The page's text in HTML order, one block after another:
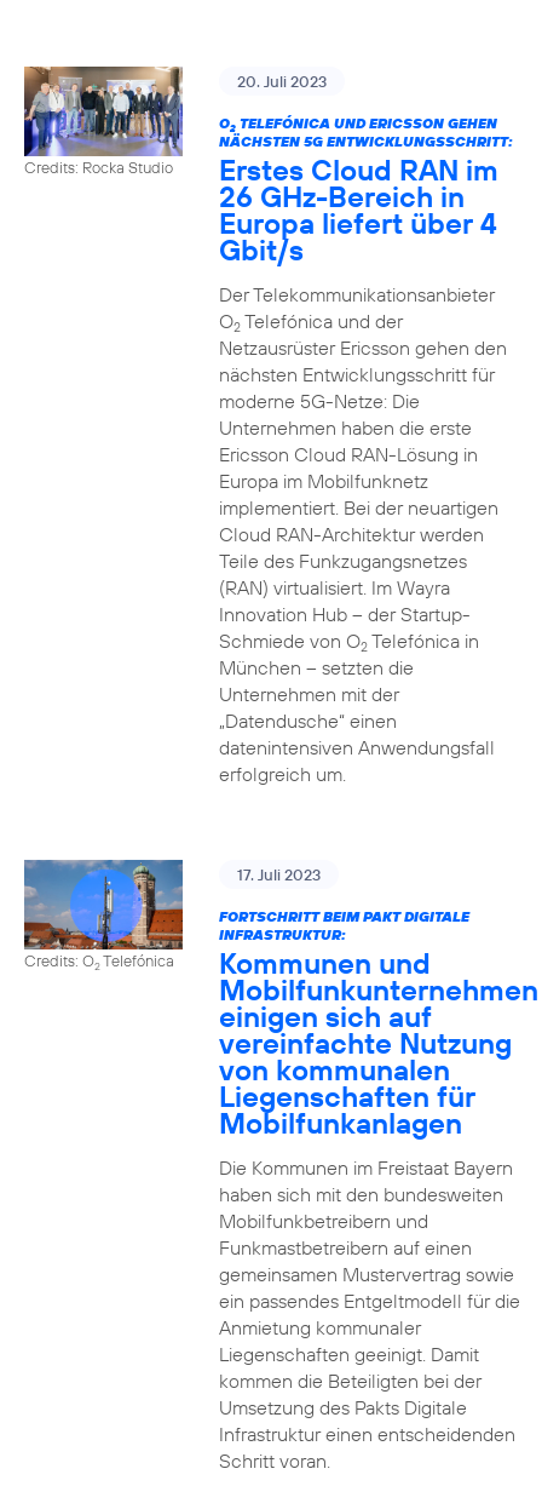
Credits: Rocka Studio
20. Juli 2023
O2TELEFÓNICA UND ERICSSON GEHEN
NÄCHSTEN 5G ENTWICKLUNGSSCHRITT:
Erstes Cloud RAN im
26 GHz-Bereich in
Europa liefert über 4
Gbit/s
Der Telekommunikationsanbieter
O2Telefónica und der
Netzausrüster Ericsson gehen den
nächsten Entwicklungsschritt für
moderne 5G-Netze: Die
Unternehmen haben die erste
Ericsson Cloud RAN-Lösung in
Europa im Mobilfunknetz
implementiert. Bei der neuartigen
Cloud RAN-Architektur werden
Teile des Funkzugangsnetzes
(RAN) virtualisiert. Im Wayra
Innovation Hub – der Startup-
Schmiede von O2Telefónica in
München – setzten die
Unternehmen mit der
„Datendusche“ einen
datenintensiven Anwendungsfall
erfolgreich um.
Credits: O2Telefónica
17. Juli 2023
FORTSCHRITT BEIM PAKT DIGITALE
INFRASTRUKTUR:
Kommunen und
Mobilfunkunternehmen
einigen sich auf
vereinfachte Nutzung
von kommunalen
Liegenschaften für
Mobilfunkanlagen
Die Kommunen im Freistaat Bayern
haben sich mit den bundesweiten
Mobilfunkbetreibern und
Funkmastbetreibern auf einen
gemeinsamen Mustervertrag sowie
ein passendes Entgeltmodell für die
Anmietung kommunaler
Liegenschaften geeinigt. Damit
kommen die Beteiligten bei der
Umsetzung des Pakts Digitale
Infrastruktur einen entscheidenden
Schritt voran.